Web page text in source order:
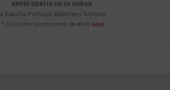
ENVÍO GRATIS EN 24 HORAS
a España, Portugal, Baleares y Andorra
* Consultar condiciones de envío aquí